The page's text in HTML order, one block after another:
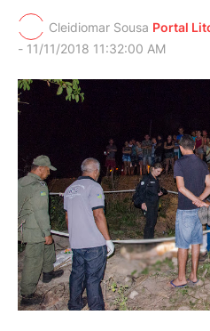
Cleidiomar Sousa Portal
- 11/11/2018 11:32:00 AM